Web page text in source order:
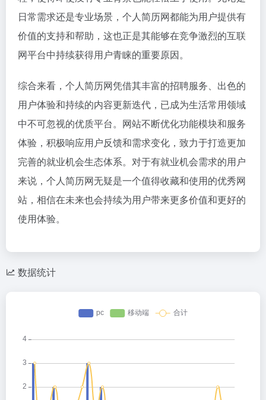
日常需求还是专业场景，个人简历网都能为用户提供有
价值的支持和帮助，这也正是其能够在竞争激烈的互联
网平台中持续获得用户青睐的重要原因。
综合来看，个人简历网凭借其丰富的招聘服务、出色的
用户体验和持续的内容更新迭代，已成为生活常用领域
中不可忽视的优质平台。网站不断优化功能模块和服务
体验，积极响应用户反馈和需求变化，致力于打造更加
完善的就业机会生态体系。对于有就业机会需求的用户
来说，个人简历网无疑是一个值得收藏和使用的优秀网
站，相信在未来也会持续为用户带来更多价值和更好的
使用体验。
数据统计